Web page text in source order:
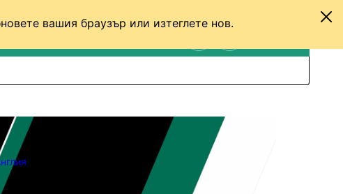
вашия браузър или изтеглете нов.